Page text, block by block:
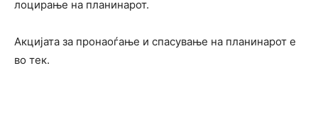
лоцирање на планинарот.
Акцијата за пронаоѓање и спасување на планинарот е
во тек.